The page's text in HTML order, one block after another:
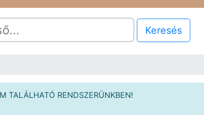
Keresés
TALÁLHATÓ RENDSZERÜNKBEN!